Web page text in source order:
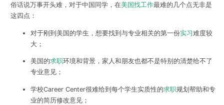
俗话说万事开头难，对于中国同学，在美国找工作最难的几个点无非是
这四点：
对于刚到美国的学生，想要找到与专业相关的第一份实习难度较
大；
美国的求职环境和背景，家人和朋友也都不是特别的清楚给不了
专业意见；
学校Career Center很难给到每个学生实质性的求职规划帮助和专
业的简历修改意见；